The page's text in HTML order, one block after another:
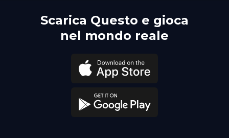
Scarica Questo e gioca
nel mondo reale